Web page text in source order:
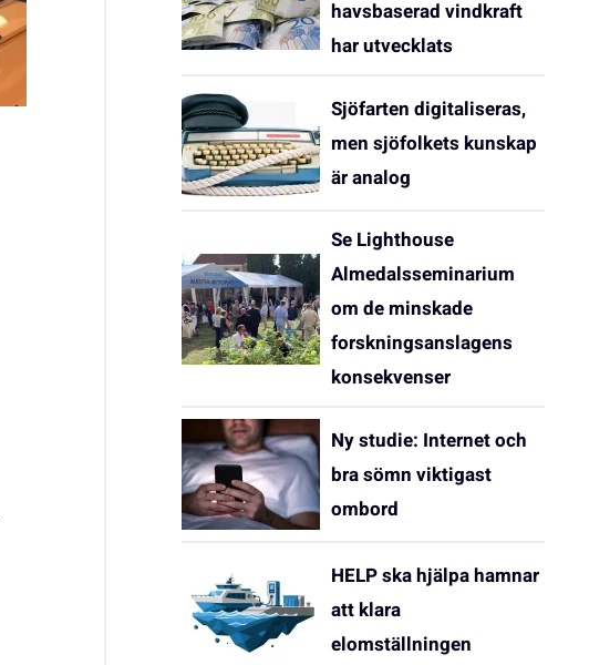
havsbaserad vindkraft
har utvecklats
Sjöfarten digitaliseras,
men sjöfolkets kunskap
är analog
Se Lighthouse
Almedalsseminarium
om de minskade
forskningsanslagens
konsekvenser
Ny studie: Internet och
bra sömn viktigast
ombord
HELP ska hjälpa hamnar
att klara
elomställningen